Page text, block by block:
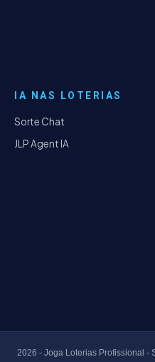
IA NAS LOTERIAS
Sorte Chat
JLP Agent IA
2026 - Joga Loterias Profissional -